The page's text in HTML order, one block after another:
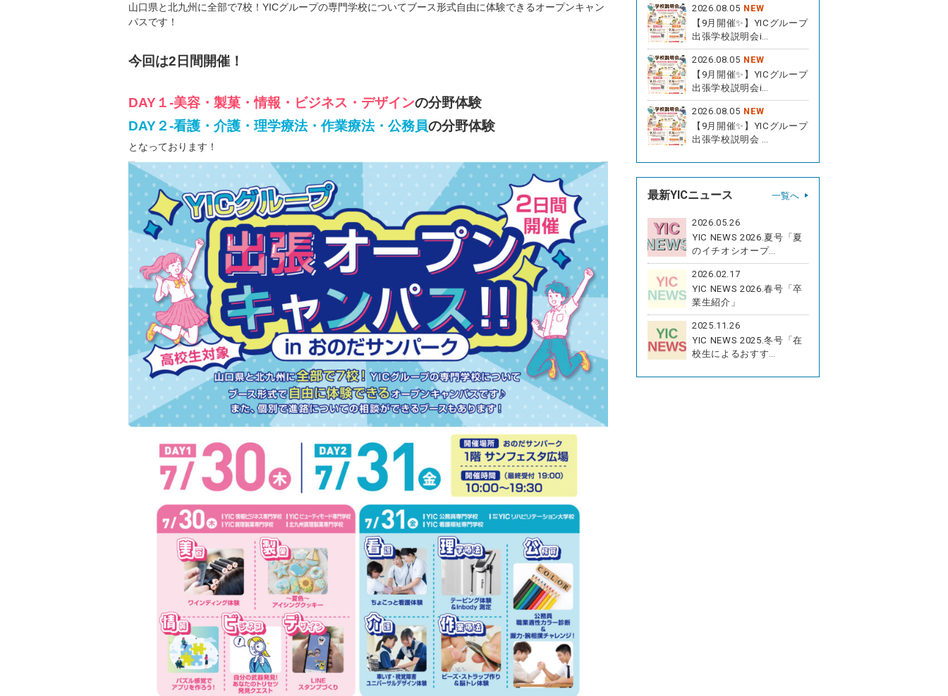
山口県と北九州に全部で7校！YICグループの専門学校についてブース形式自由に体験できるオープンキャン
パスです！
今回は2日間開催！
DAY１-美容・製菓・情報・ビジネス・デザインの分野体験
DAY２-看護・介護・理学療法・作業療法・公務員の分野体験
となっております！
2026.08.05 NEW
【9月開催✨】YICグループ
出張学校説明会i…
2026.08.05 NEW
【9月開催✨】YICグループ
出張学校説明会i…
2026.08.05 NEW
【9月開催✨】YICグループ
出張学校説明会 …
最新YICニュース 一覧へ
2026.05.26
YIC NEWS 2026.夏号「夏
のイチオシオープ…
2026.02.17
YIC NEWS 2026.春号「卒
業生紹介」
2025.11.26
YIC NEWS 2025.冬号「在
校生によるおすす…